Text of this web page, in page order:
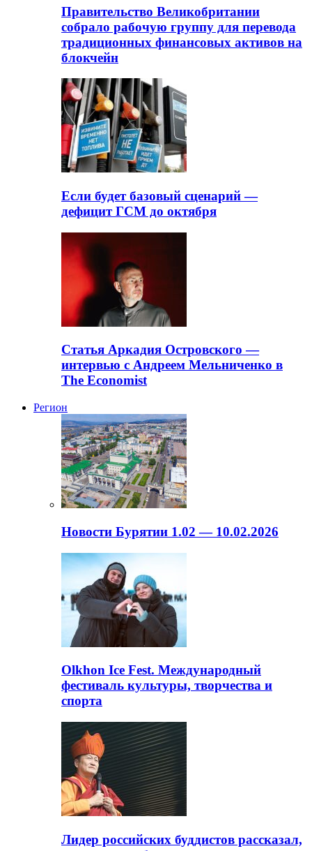
Правительство Великобритании
собрало рабочую группу для перевода
традиционных финансовых активов на
блокчейн
Если будет базовый сценарий —
дефицит ГСМ до октября
Статья Аркадия Островского —
интервью с Андреем Мельниченко в
The Economist
Регион
Новости Бурятии 1.02 — 10.02.2026
Olkhon Ice Fest. Международный
фестиваль культуры, творчества и
спорта
Лидер российских буддистов рассказал,